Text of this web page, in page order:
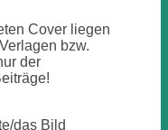
Cover liegen
bzw.
der
das Bild